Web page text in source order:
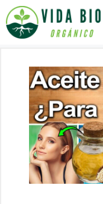
Saltar
al
contenido